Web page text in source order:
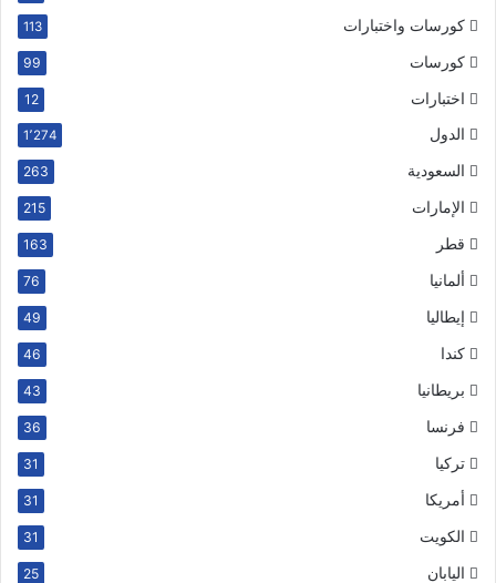
كورسات واختبارات 113
كورسات 99
اختبارات 12
الدول 1٬274
السعودية 263
الإمارات 215
قطر 163
ألمانيا 76
إيطاليا 49
كندا 46
بريطانيا 43
فرنسا 36
تركيا 31
أمريكا 31
الكويت 31
اليابان 25